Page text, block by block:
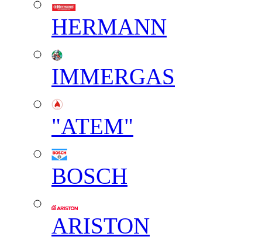
HERMANN
IMMERGAS
"АТЕМ"
BOSCH
ARISTON